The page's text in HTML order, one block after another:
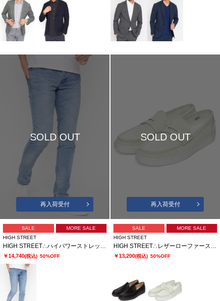
SOLD OUT
再入荷受付
SALE
MORE SALE
HIGH STREET
HIGH STREET∴ハイパワーストレッチスリムデニムパンツ
￥14,740(税込) 50%OFF
SOLD OUT
再入荷受付
SALE
MORE SALE
HIGH STREET
HIGH STREET∴レザーローファースニーカー
￥13,200(税込) 50%OFF